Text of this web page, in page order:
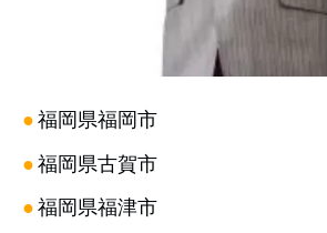
●福岡県福岡市
●福岡県古賀市
●福岡県福津市